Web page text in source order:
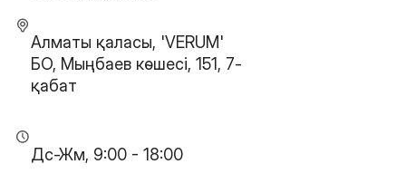
Алматы қаласы, 'VERUM'
БО, Мыңбаев көшесі, 151, 7-
қабат
Дс-Жм, 9:00 - 18:00